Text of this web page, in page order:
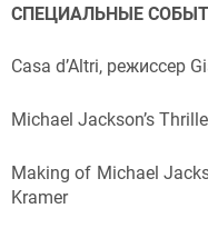
СПЕЦИАЛЬНЫЕ
Casa d’Altri, режиссер
Michael Jackson’s
Making of Michael
Kramer